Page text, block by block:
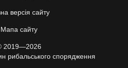
версія сайту
Мапа сайту
2019—2026
рибальського спорядження